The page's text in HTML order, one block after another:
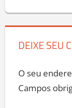
DEIXE SEU
O seu
Campos